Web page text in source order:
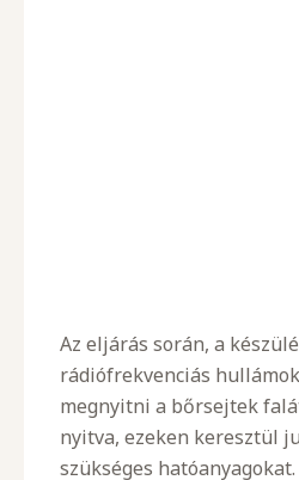
Az eljárás során, a
rádiófrekvenciás
megnyitni a bőrsejtek
nyitva, ezeken keresztül
szükséges